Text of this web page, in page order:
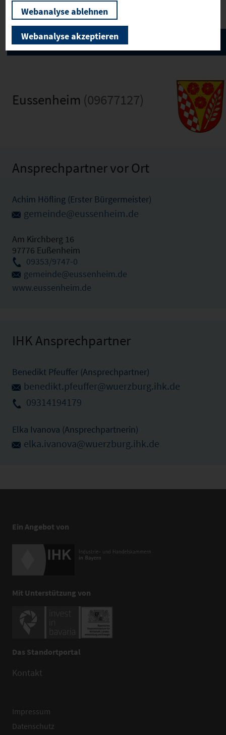
Eussenheim (09677127)
Ansprechpartner vor Ort
Achim Höfling (Erster Bürgermeister)
gemeinde@eussenheim.de
Am Kirchberg 16
97776 Eußenheim
09353/9747-0
gemeinde@eussenheim.de
www.eussenheim.de
IHK Ansprechpartner
Benedikt Pfeuffer (Ansprechpartner)
benedikt.pfeuffer@wuerzburg.ihk.de
09314194179
Elka Ivanova (Ansprechpartnerin)
elka.ivanova@wuerzburg.ihk.de
Ein Angebot von
Mit Unterstützung von
Das Standortportal
Kontakt
Impressum
Datenschutz
Webanalyse ablehnen
Webanalyse akzeptieren